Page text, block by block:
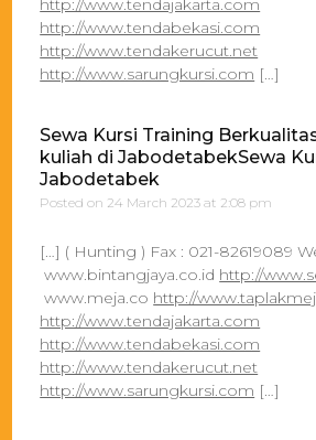
http://www.tendajakarta.com
http://www.tendabekasi.com
http://www.tendakerucut.net
http://www.sarungkursi.com […]
Sewa Kursi Training
kuliah di JabodetabekSewa
Jabodetabek
Posted on 24 March 2023 at 2:08 pm
[…] ( Hunting ) Fax : 021-82619089
www.bintangjaya.co.id http://
www.meja.co http://
http://www.tendajakarta.com
http://www.tendabekasi.com
http://www.tendakerucut.net
http://www.sarungkursi.com […]